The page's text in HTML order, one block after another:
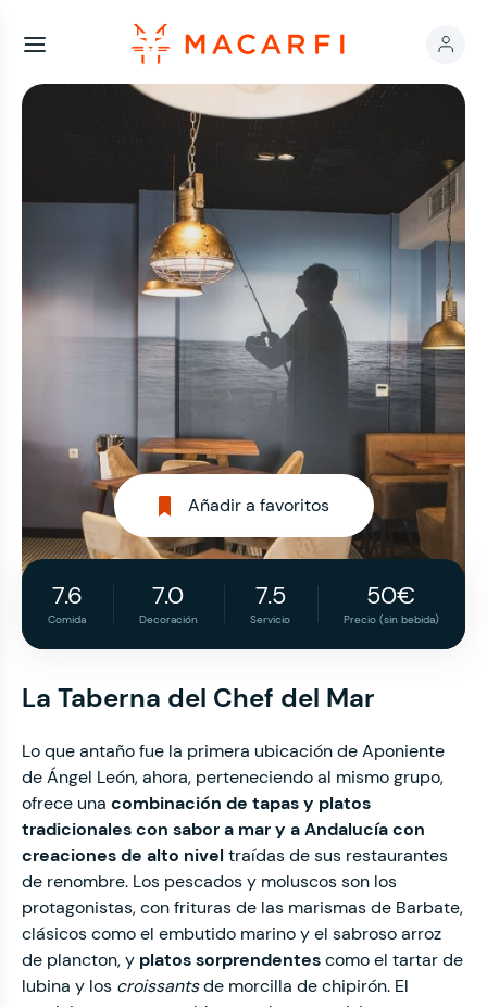
Añadir a favoritos
7.6
Comida
7.0
Decoración
7.5
Servicio
50€
Precio (sin bebida)
La Taberna del Chef del Mar
Lo que antaño fue la primera ubicación de Aponiente
de Ángel León, ahora, perteneciendo al mismo grupo,
ofrece una combinación de tapas y platos
tradicionales con sabor a mar y a Andalucía con
creaciones de alto niveltraídas de sus restaurantes
de renombre. Los pescados y moluscos son los
protagonistas, con frituras de las marismas de Barbate,
clásicos como el embutido marino y el sabroso arroz
de plancton, y platos sorprendentescomo el tartar de
lubina y los croissantsde morcilla de chipirón. El